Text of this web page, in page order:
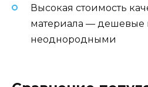
Высокая стоимость
материала — дешевые
неоднородными